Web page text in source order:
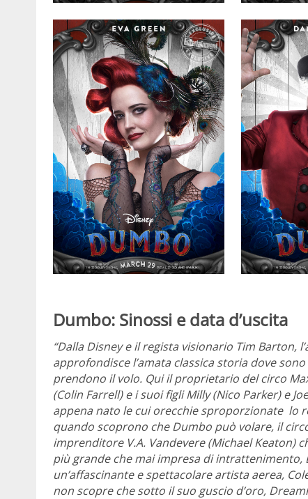
Dumbo: Sinossi e data d’uscita
“Dalla Disney e il regista visionario Tim Barton,
approfondisce l’amata classica storia dove
prendono il volo. Qui il proprietario del circo
(Colin Farrell) e i suoi figli Milly (Nico Parker) e
appena nato le cui orecchie sproporzionate lo
quando scoprono che Dumbo può volare, il
imprenditore V.A. Vandevere (Michael Keaton)
più grande che mai impresa di intrattenimento,
un’affascinante e spettacolare artista aerea,
non scopre che sotto il suo guscio d’oro,